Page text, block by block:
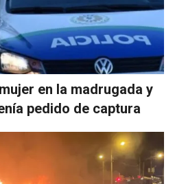
en la madrugada y
pedido de captura